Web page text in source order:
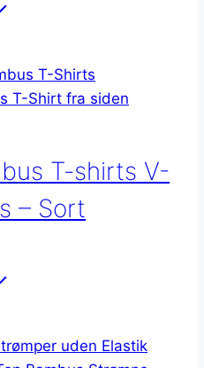
Dette
flere
varianter.
vælges
på
varesiden
T-shirts V-
– Sort
Dette
flere